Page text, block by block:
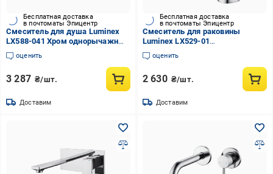
Бесплатная доставка
в почтоматы Эпицентр
Смеситель для душа Luminex
LX588-041 Хром однорычажный
(EA-LX588-041)
оценить
3 287 ₴/шт.
Доставим
Бесплатная доставка
в почтоматы Эпицентр
Смеситель для раковины
Luminex LX529-01
однорычажный Хром
глянцевый (EA-LX529-01)
оценить
2 630 ₴/шт.
Доставим